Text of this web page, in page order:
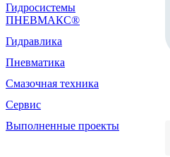
Гидросистемы
ПНЕВМАКС®
Гидравлика
Пневматика
Смазочная техника
Сервис
Выполненные проекты